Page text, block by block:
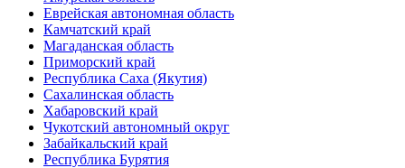
Еврейская автономная область
Камчатский край
Магаданская область
Приморский край
Республика Саха (Якутия)
Сахалинская область
Хабаровский край
Чукотский автономный округ
Забайкальский край
Республика Бурятия